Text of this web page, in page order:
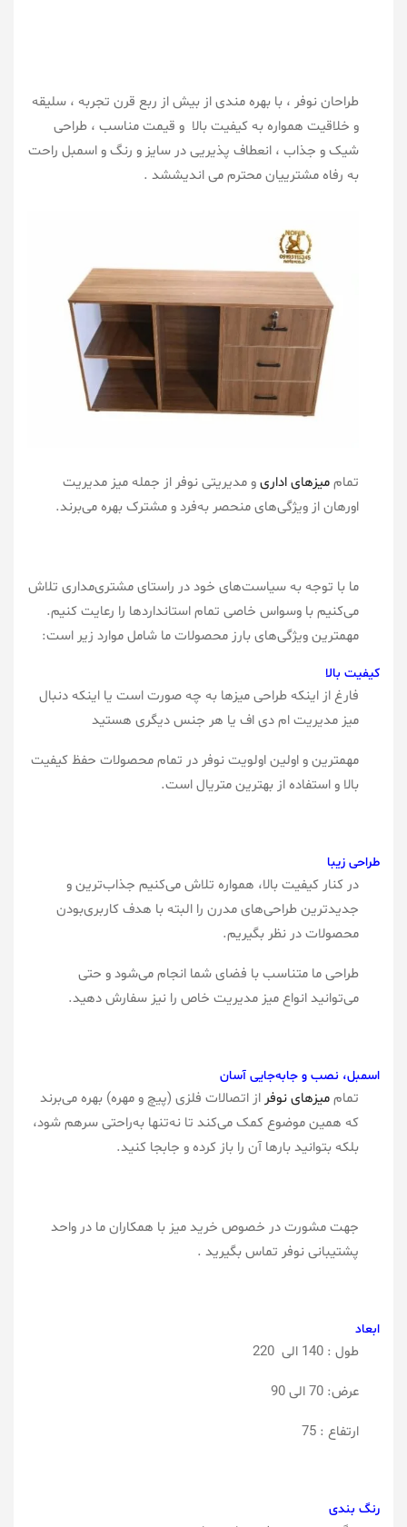
طراحان نوفر ، با بهره مندی از بیش از ربع قرن تجربه ، سلیقه
و خلاقیت همواره به کیفیت بالا و قیمت مناسب ، طراحی
شیک و جذاب ، انعطاف پذیریی در سایز و رنگ و اسمبل راحت
به رفاه مشترییان محترم می اندیششد .
تماممیزهای اداریو مدیریتی نوفر از جمله میز مدیریت
اورهان از ویژگی‌های منحصر به‌فرد و مشترک بهره می‌برند.
ما با توجه به سیاست‌های خود در راستای مشتری‌مداری تلاش
می‌کنیم با وسواس خاصی تمام استانداردها را رعایت کنیم.
مهمترین ویژگی‌های بارز محصولات ما شامل موارد زیر است:
کیفیت بالا
فارغ از اینکه طراحی میزها به چه صورت است یا اینکه دنبال
میز مدیریت ام دی اف یا هر جنس دیگری هستید
مهمترین و اولین اولویت نوفر در تمام محصولات حفظ کیفیت
بالا و استفاده از بهترین متریال است.
طراحی زیبا
در کنار کیفیت بالا، همواره تلاش می‌کنیم جذاب‌ترین و
جدیدترین طراحی‌های مدرن را البته با هدف کاربری‌بودن
محصولات در نظر بگیریم.
طراحی ما متناسب با فضای شما انجام می‌شود و حتی
می‌توانید انواع میز مدیریت خاص را نیز سفارش دهید.
اسمبل، نصب و جابه‌جایی آسان
تماممیزهای نوفراز اتصالات فلزی (پیچ و مهره) بهره می‌برند
که همین موضوع کمک می‌کند تا نه‌تنها به‌راحتی سرهم شود،
بلکه بتوانید بارها آن را باز کرده و جابجا کنید.
جهت مشورت در خصوص خرید میز با همکاران ما در واحد
پشتیبانی نوفر تماس بگیرید .
ابعاد
طول : 140 الی 220
عرض: 70 الی 90
ارتفاع : 75
رنگ بندی